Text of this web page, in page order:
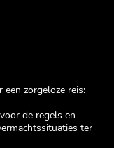
zorgeloze reis:
de regels en
ter